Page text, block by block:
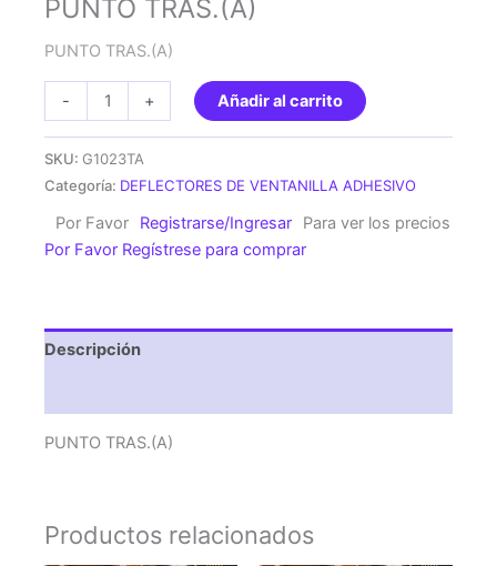
PUNTO TRAS.(A)
PUNTO TRAS.(A)
-
TRAS.
+ Añadir al carrito
SKU: G1023TA
Categoría: DEFLECTORES DE VENTANILLA ADHESIVO
Por Favor Registrarse/Ingresar
Para ver los precios
Por Favor Regístrese para comprar
Descripción
PUNTO TRAS.(A)
Productos relacionados